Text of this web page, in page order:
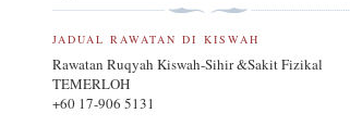
JADUAL RAWATAN DI KISWAH
Rawatan Ruqyah Kiswah-Sihir &Sakit Fizikal
TEMERLOH
+60 17-906 5131